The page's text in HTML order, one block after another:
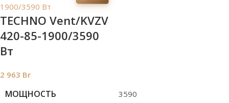
TECHNO Vent/KVZV
420-85-1900/3590
Вт
2 963 Br
МОЩНОСТЬ 3590